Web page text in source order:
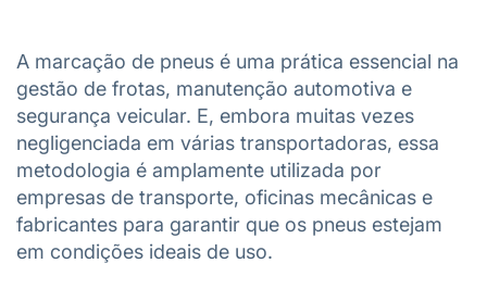
A marcação de pneus é uma prática essencial na
gestão de frotas, manutenção automotiva e
segurança veicular. E, embora muitas vezes
negligenciada em várias transportadoras, essa
metodologia é amplamente utilizada por
empresas de transporte, oficinas mecânicas e
fabricantes para garantir que os pneus estejam
em condições ideais de uso.